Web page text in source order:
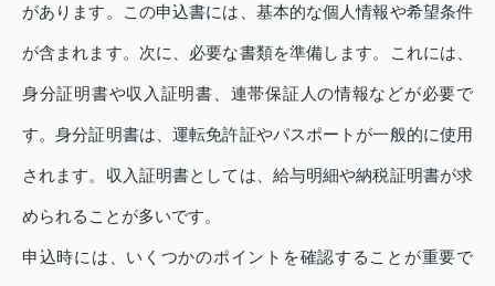
があります。この申込書には、基本的な個人情報や希望条件
が含まれます。次に、必要な書類を準備します。これには、
身分証明書や収入証明書、連帯保証人の情報などが必要で
す。身分証明書は、運転免許証やパスポートが一般的に使用
されます。収入証明書としては、給与明細や納税証明書が求
められることが多いです。
申込時には、いくつかのポイントを確認することが重要で